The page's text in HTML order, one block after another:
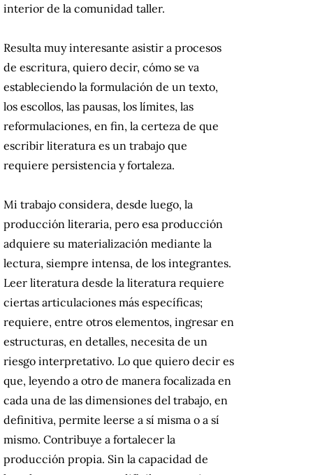
interior de la comunidad taller.
Resulta muy interesante asistir a procesos
de escritura, quiero decir, cómo se va
estableciendo la formulación de un texto,
los escollos, las pausas, los límites, las
reformulaciones, en fin, la certeza de que
escribir literatura es un trabajo que
requiere persistencia y fortaleza.
Mi trabajo considera, desde luego, la
producción literaria, pero esa producción
adquiere su materialización mediante la
lectura, siempre intensa, de los integrantes.
Leer literatura desde la literatura requiere
ciertas articulaciones más específicas;
requiere, entre otros elementos, ingresar en
estructuras, en detalles, necesita de un
riesgo interpretativo. Lo que quiero decir es
que, leyendo a otro de manera focalizada en
cada una de las dimensiones del trabajo, en
definitiva, permite leerse a sí misma o a sí
mismo. Contribuye a fortalecer la
producción propia. Sin la capacidad de